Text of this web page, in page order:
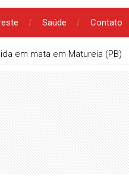
Saúde Contato
em mata em Matureia (PB)